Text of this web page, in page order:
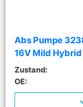
Abs Pumpe
16V Mild
Zustand:
OE: